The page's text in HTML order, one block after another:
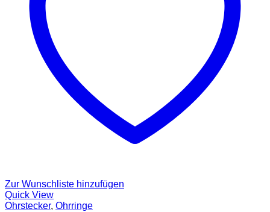
Zur Wunschliste hinzufügen
Quick View
Ohrstecker, Ohrringe